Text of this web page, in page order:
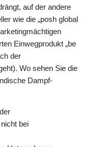
auf der andere
wie die „posh global
Einwegprodukt „be
der
Wo sehen Sie die
Dampf-
bei